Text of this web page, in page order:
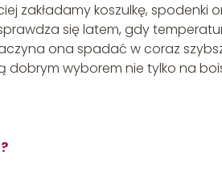
zakładamy koszulkę,
się latem, gdy
ona spadać w coraz
dobrym wyborem nie tylko na